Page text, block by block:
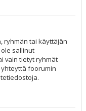
ryhmän tai käyttäjän
sallinut
vain tietyt ryhmät
foorumin